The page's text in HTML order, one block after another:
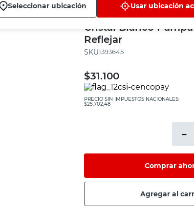
Seleccionar ubicación Usar ubicación
Reflejar
Espejo Decorativo
Cristal Blanco
Reflejar
:1393645
$31.100
PRECIO SIN IMPUESTOS NACIONALES:
$25.702,48
－
Comprar
Agregar al